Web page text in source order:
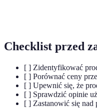
Checklist przed
[ ] Zidentyfikować
[ ] Porównać ceny
[ ] Upewnić się, że
[ ] Sprawdzić opinie
[ ] Zastanowić się nad